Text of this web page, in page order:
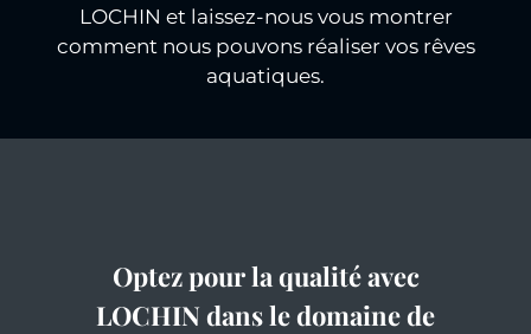
LOCHIN et laissez-nous vous montrer
comment nous pouvons réaliser vos rêves
aquatiques.
Optez pour la qualité avec
LOCHIN dans le domaine de